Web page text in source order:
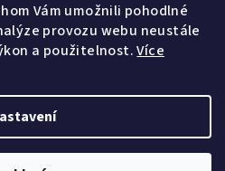
Vám umožnili pohodlné
provozu webu neustále
a použitelnost.Více
spodmínkami ochrany osobních